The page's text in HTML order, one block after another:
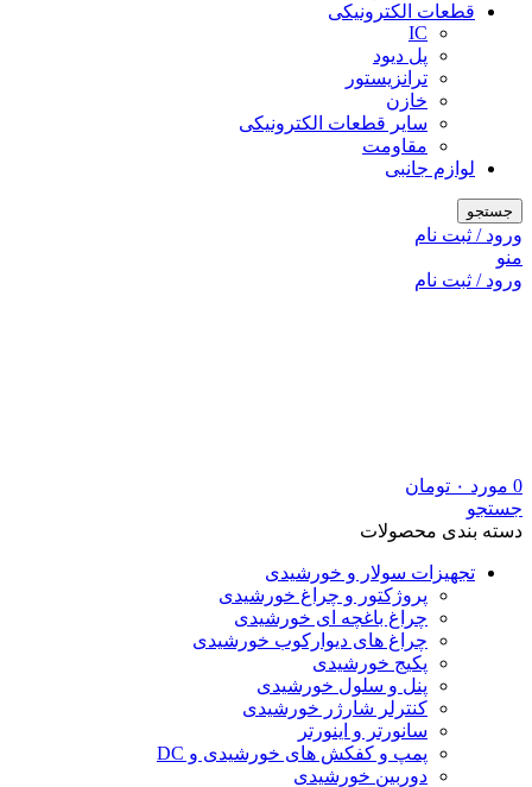
قطعات الکترونیکی
IC
پل دیود
ترانزیستور
خازن
سایر قطعات الکترونیکی
مقاومت
لوازم جانبی
جستجو
ورود / ثبت نام
منو
ورود / ثبت نام
0 مورد ۰ تومان
جستجو
دسته بندی محصولات
تجهیزات سولار و خورشیدی
پروژکتور و چراغ خورشیدی
چراغ باغچه ای خورشیدی
چراغ های دیوارکوب خورشیدی
پکیج خورشیدی
پنل و سلول خورشیدی
کنترلر شارژر خورشیدی
سانورتر و اینورتر
پمپ و کفکش های خورشیدی و DC
دوربین خورشیدی